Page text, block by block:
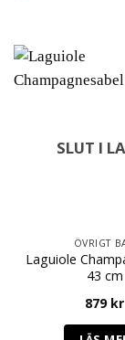
SLUT I
ÖVRIGT
Laguiole
43 cm
879 kr